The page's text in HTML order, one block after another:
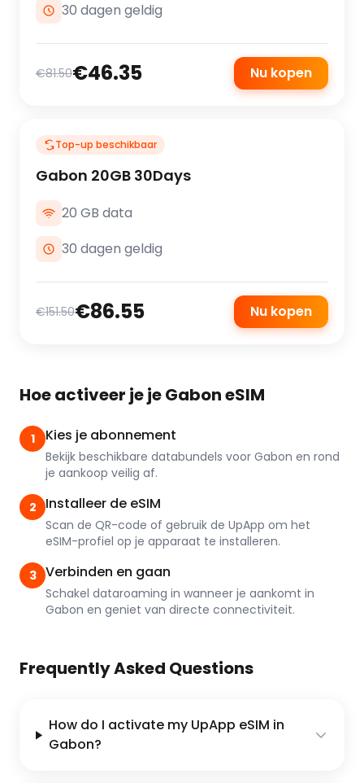
30 dagen geldig
€81.50€46.35 Nu kopen
Top-up beschikbaar
Gabon 20GB 30Days
20 GB data
30 dagen geldig
€151.50€86.55 Nu kopen
Hoe activeer je je Gabon eSIM
1 Kies je abonnement
Bekijk beschikbare databundels voor Gabon en rond
je aankoop veilig af.
2 Installeer de eSIM
Scan de QR-code of gebruik de UpApp om het
eSIM-profiel op je apparaat te installeren.
3 Verbinden en gaan
Schakel dataroaming in wanneer je aankomt in
Gabon en geniet van directe connectiviteit.
Frequently Asked Questions
How do I activate my UpApp eSIM in
Gabon?